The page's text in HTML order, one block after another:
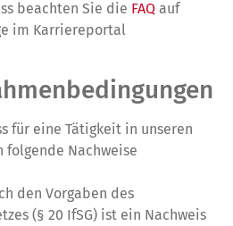
beachten Sie die FAQauf
im Karriereportal
für eine Tätigkeit in unseren
Nachweise
den Vorgaben des
(§ 20 IfSG) ist ein Nachweis